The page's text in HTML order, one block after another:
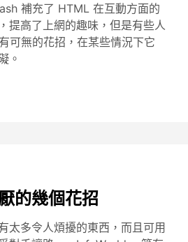
補充了 HTML 在互動方面的
提高了上網的趣味，但是有些人
可無的花招，在某些情況下它
。
的幾個花招
太多令人煩擾的東西，而且可用